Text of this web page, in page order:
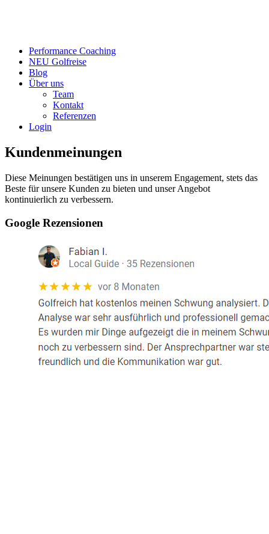
Performance Coaching
NEU Golfreise
Blog
Über uns
Team
Kontakt
Referenzen
Login
Kundenmeinungen
Diese Meinungen bestätigen uns in unserem Engagement, stets das
Beste für unsere Kunden zu bieten und unser Angebot
kontinuierlich zu verbessern.
Google Rezensionen